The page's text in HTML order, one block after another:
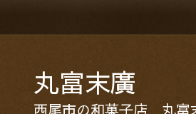
丸富末廣
西尾市の和菓子店 丸